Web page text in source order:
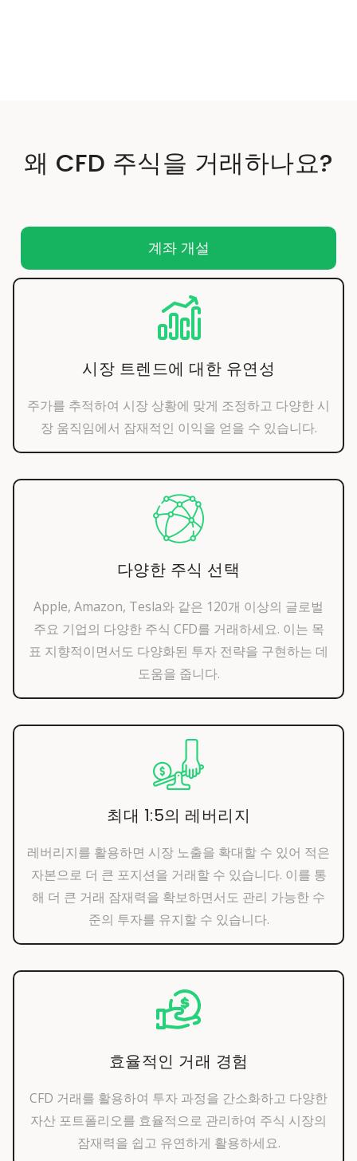
왜 CFD 주식을 거래하나요?
계좌 개설
시장 트렌드에 대한 유연성
주가를 추적하여 시장 상황에 맞게 조정하고 다양한 시
장 움직임에서 잠재적인 이익을 얻을 수 있습니다.
다양한 주식 선택
Apple, Amazon, Tesla와 같은 120개 이상의 글로벌
주요 기업의 다양한 주식 CFD를 거래하세요. 이는 목
표 지향적이면서도 다양화된 투자 전략을 구현하는 데
도움을 줍니다.
최대 1:5의 레버리지
레버리지를 활용하면 시장 노출을 확대할 수 있어 적은
자본으로 더 큰 포지션을 거래할 수 있습니다. 이를 통
해 더 큰 거래 잠재력을 확보하면서도 관리 가능한 수
준의 투자를 유지할 수 있습니다.
효율적인 거래 경험
CFD 거래를 활용하여 투자 과정을 간소화하고 다양한
자산 포트폴리오를 효율적으로 관리하여 주식 시장의
잠재력을 쉽고 유연하게 활용하세요.